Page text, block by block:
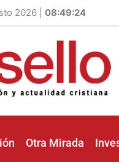
2026 | 08:49:25
Otra Mirada